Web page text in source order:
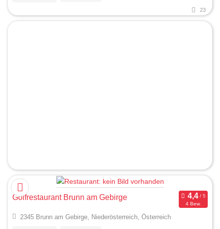
23
Golfrestaurant Brunn am Gebirge
4 Bew.
2345 Brunn am Gebirge, Niederösterreich, Österreich